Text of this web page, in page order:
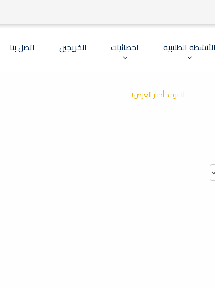
الأنشطة الطلابية احصائيات الخريجين اتصل بنا
لا توجد أخبار للعرض!